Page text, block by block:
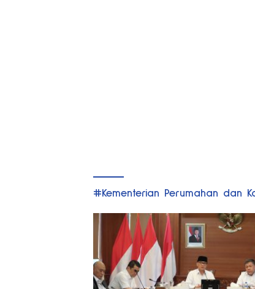
#Kementerian Perumahan dan